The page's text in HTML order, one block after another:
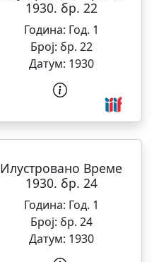
1930. бр. 22
Година: Год. 1
Број: бр. 22
Датум: 1930
Илустровано Време
1930. бр. 24
Година: Год. 1
Број: бр. 24
Датум: 1930